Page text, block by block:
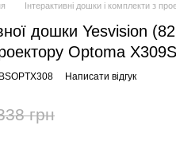
Інтерактивні дошки і комплекти з
дошки Yesvision
Optoma
Написати відгук
грн